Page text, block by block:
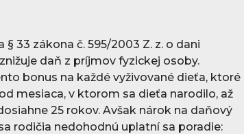
33 zákona č. 595/2003 Z. z. o dani
daň z príjmov fyzickej osoby.
bonus na každé vyživované dieťa, ktoré
mesiaca, v ktorom sa dieťa narodilo, až
25 rokov. Avšak nárok na daňový
rodičia nedohodnú uplatní sa poradie: